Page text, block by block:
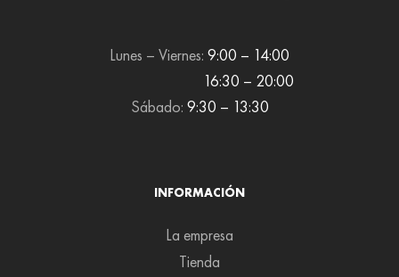
Lunes – Viernes: 9:00 – 14:00
16:30 – 20:00
Sábado: 9:30 – 13:30
INFORMACIÓN
La empresa
Tienda